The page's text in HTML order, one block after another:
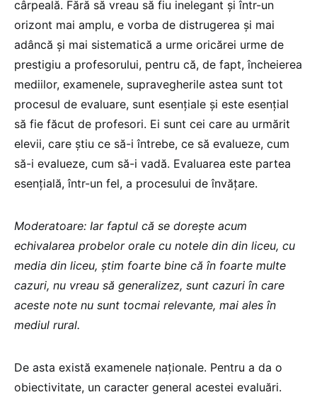
cârpeală. Fără să vreau să fiu inelegant și într-un
orizont mai amplu, e vorba de distrugerea și mai
adâncă și mai sistematică a urme oricărei urme de
prestigiu a profesorului, pentru că, de fapt, încheierea
mediilor, examenele, supravegherile astea sunt tot
procesul de evaluare, sunt esențiale și este esențial
să fie făcut de profesori. Ei sunt cei care au urmărit
elevii, care știu ce să-i întrebe, ce să evalueze, cum
să-i evalueze, cum să-i vadă. Evaluarea este partea
esențială, într-un fel, a procesului de învățare.
Moderatoare: Iar faptul că se dorește acum
echivalarea probelor orale cu notele din din liceu, cu
media din liceu, știm foarte bine că în foarte multe
cazuri, nu vreau să generalizez, sunt cazuri în care
aceste note nu sunt tocmai relevante, mai ales în
mediul rural.
De asta există examenele naționale. Pentru a da o
obiectivitate, un caracter general acestei evaluări.